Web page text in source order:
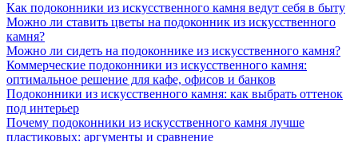
Как подоконники из искусственного камня ведут себя в быту
Можно ли ставить цветы на подоконник из искусственного
камня?
Можно ли сидеть на подоконнике из искусственного камня?
Коммерческие подоконники из искусственного камня:
оптимальное решение для кафе, офисов и банков
Подоконники из искусственного камня: как выбрать оттенок
под интерьер
Почему подоконники из искусственного камня лучше
пластиковых: аргументы и сравнение